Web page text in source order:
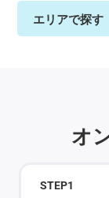
エリアで探す
オ
STEP1